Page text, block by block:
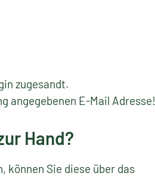
zugesandt.
angegebenen E-Mail Adresse!
Hand?
können Sie diese über das